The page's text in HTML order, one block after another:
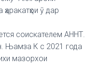
ӯ дар
соискателем АННТ.
Њамза К с 2021 года
мазорхои